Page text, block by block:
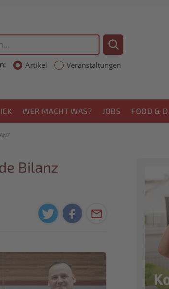
Artikel Veranstaltungen
WER MACHT WAS? JOBS FOOD &
Bilanz